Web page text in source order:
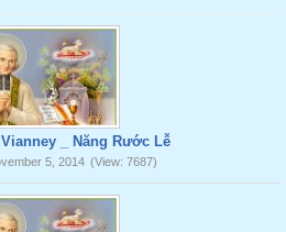
_ Năng Rước Lễ
5, 2014 (View: 7687)